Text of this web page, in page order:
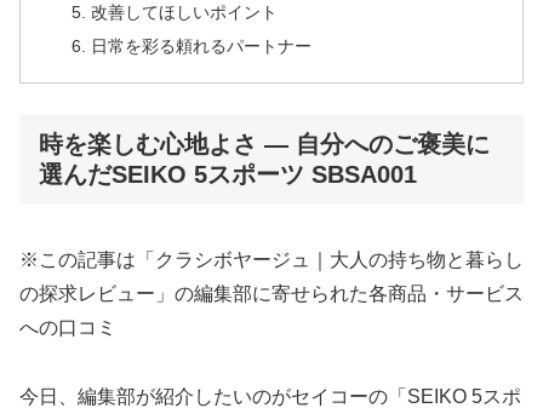
改善してほしいポイント
日常を彩る頼れるパートナー
時を楽しむ心地よさ — 自分へのご褒美に
選んだSEIKO 5スポーツ SBSA001
※この記事は「クラシボヤージュ｜大人の持ち物と暮らし
の探求レビュー」の編集部に寄せられた各商品・サービス
への口コミ
今日、編集部が紹介したいのがセイコーの「SEIKO 5スポ